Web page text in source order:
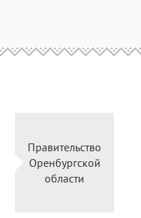
Правительство
Оренбургской
области